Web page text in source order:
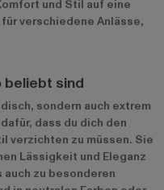
und Stil auf eine
verschiedene Anlässe,
beliebt sind
sondern auch extrem
dass du dich den
verzichten zu müssen. Sie
Lässigkeit und Eleganz
auch zu besonderen